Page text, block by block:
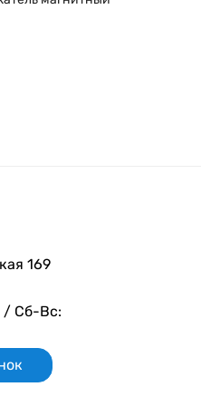
169
/ Сб-Вс: